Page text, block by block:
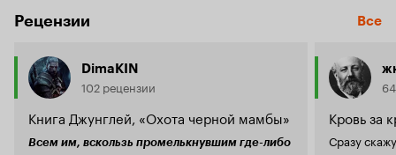
Рецензии Все
DimaKIN
102 рецензии
Книга Джунглей, «Охота черной мамбы»
Всем им, вскользь промелькнувшим где-либо
Кровь за
Сразу